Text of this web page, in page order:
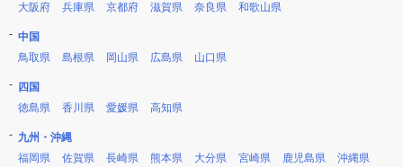
大阪府
兵庫県 京都府 滋賀県 奈良県 和歌山県
中国
鳥取県
島根県 岡山県 広島県 山口県
四国
徳島県
香川県 愛媛県 高知県
九州・沖縄
福岡県
佐賀県 長崎県 熊本県 大分県 宮崎県 鹿児島県 沖縄県